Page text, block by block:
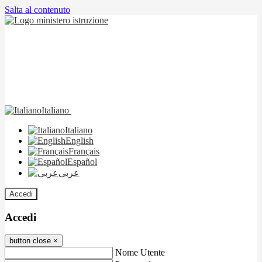
Salta al contenuto
Italiano
Italiano
English
Français
Español
عربى
Accedi
Accedi
button close ×
Nome Utente